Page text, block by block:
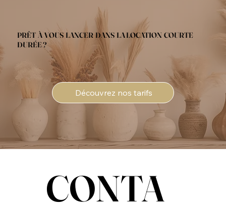
PRÊT À VOUS LANCER DANS LA LOCATION COURTE
DURÉE ?
Découvrez nos tarifs
CONTA